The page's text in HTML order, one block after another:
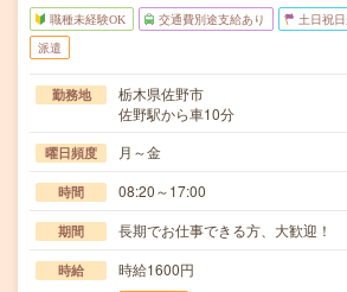
職種未経験OK 交通費別途支給あり 土日祝
派遣
勤務地
栃木県佐野市
佐野駅から車10分
曜日頻度 月～金
時間 08:20～17:00
期間 長期でお仕事できる方、大歓迎！
時給 時給1600円